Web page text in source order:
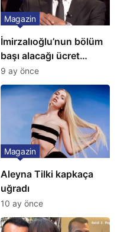
İmirzalıoğlu’nun bölüm
başı alacağı ücret
Türkiye’de bir ilk:
Gözünü 2 ilçeye dikti!
Magazin
9 ay önce
Aleyna Tilki kapkaça
uğradı
Magazin
10 ay önce